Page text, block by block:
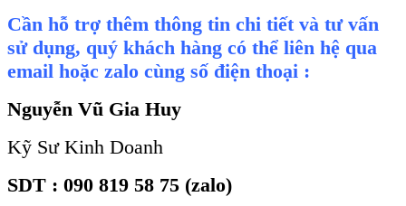
Cần hỗ trợ thêm thông tin chi tiết và tư vấn
sử dụng, quý khách hàng có thể liên hệ qua
email hoặc zalo cùng số điện thoại :
Nguyễn Vũ Gia Huy
Kỹ Sư Kinh Doanh
SDT : 090 819 58 75 (zalo)